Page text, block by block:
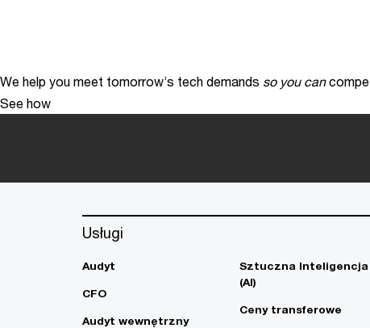
We help you meet tomorrow’s tech demands so you can
See how
Usługi
Audyt
CFO
Audyt wewnętrzny
Sztuczna Inteligencja
(AI)
Ceny transferowe